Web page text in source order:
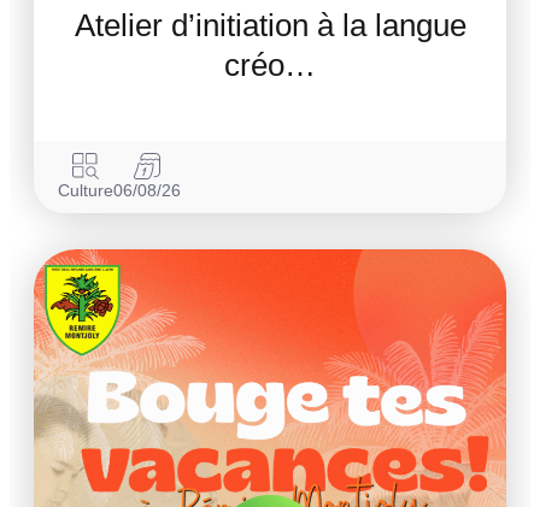
Atelier d’initiation à la langue
créo…
Culture06/08/26